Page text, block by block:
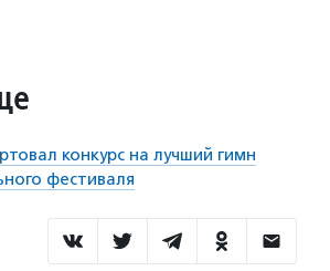
конкурс на лучший гимн
фестиваля